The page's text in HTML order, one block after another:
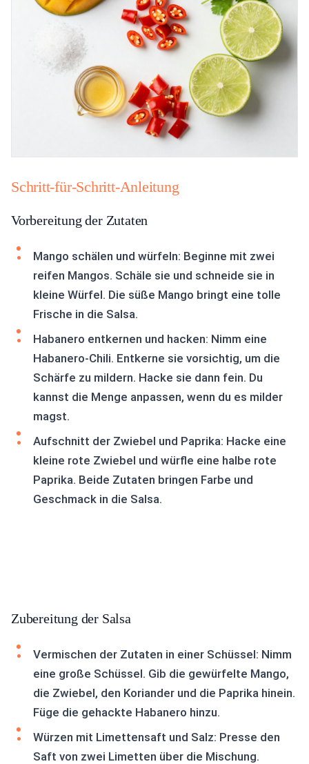
Schritt-für-Schritt-Anleitung
Vorbereitung der Zutaten
Mango schälen und würfeln: Beginne mit zwei
reifen Mangos. Schäle sie und schneide sie in
kleine Würfel. Die süße Mango bringt eine tolle
Frische in die Salsa.
Habanero entkernen und hacken: Nimm eine
Habanero-Chili. Entkerne sie vorsichtig, um die
Schärfe zu mildern. Hacke sie dann fein. Du
kannst die Menge anpassen, wenn du es milder
magst.
Aufschnitt der Zwiebel und Paprika: Hacke eine
kleine rote Zwiebel und würfle eine halbe rote
Paprika. Beide Zutaten bringen Farbe und
Geschmack in die Salsa.
Zubereitung der Salsa
Vermischen der Zutaten in einer Schüssel: Nimm
eine große Schüssel. Gib die gewürfelte Mango,
die Zwiebel, den Koriander und die Paprika hinein.
Füge die gehackte Habanero hinzu.
Würzen mit Limettensaft und Salz: Presse den
Saft von zwei Limetten über die Mischung.